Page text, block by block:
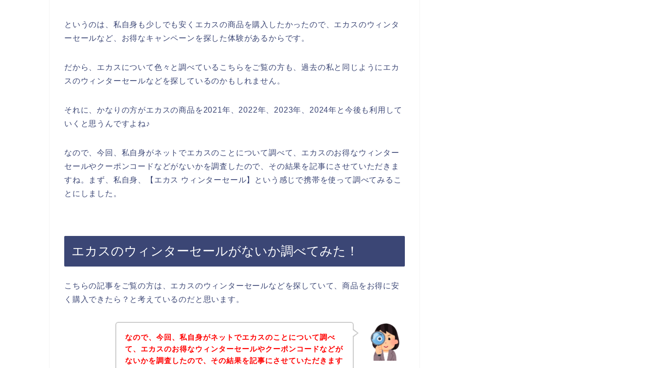
というのは、私自身も少しでも安くエカスの商品を購入したかったので、エカスのウィンタ
ーセールなど、お得なキャンペーンを探した体験があるからです。
だから、エカスについて色々と調べているこちらをご覧の方も、過去の私と同じようにエカ
スのウィンターセールなどを探しているのかもしれません。
それに、かなりの方がエカスの商品を2021年、2022年、2023年、2024年と今後も利用して
いくと思うんですよね♪
なので、今回、私自身がネットでエカスのことについて調べて、エカスのお得なウィンター
セールやクーポンコードなどがないかを調査したので、その結果を記事にさせていただきま
すね。まず、私自身、【エカス ウィンターセール】という感じで携帯を使って調べてみるこ
とにしました。
エカスのウィンターセールがないか調べてみた！
こちらの記事をご覧の方は、エカスのウィンターセールなどを探していて、商品をお得に安
く購入できたら？と考えているのだと思います。
なので、今回、私自身がネットでエカスのことについて調べ
て、エカスのお得なウィンターセールやクーポンコードなどが
ないかを調査したので、その結果を記事にさせていただきます